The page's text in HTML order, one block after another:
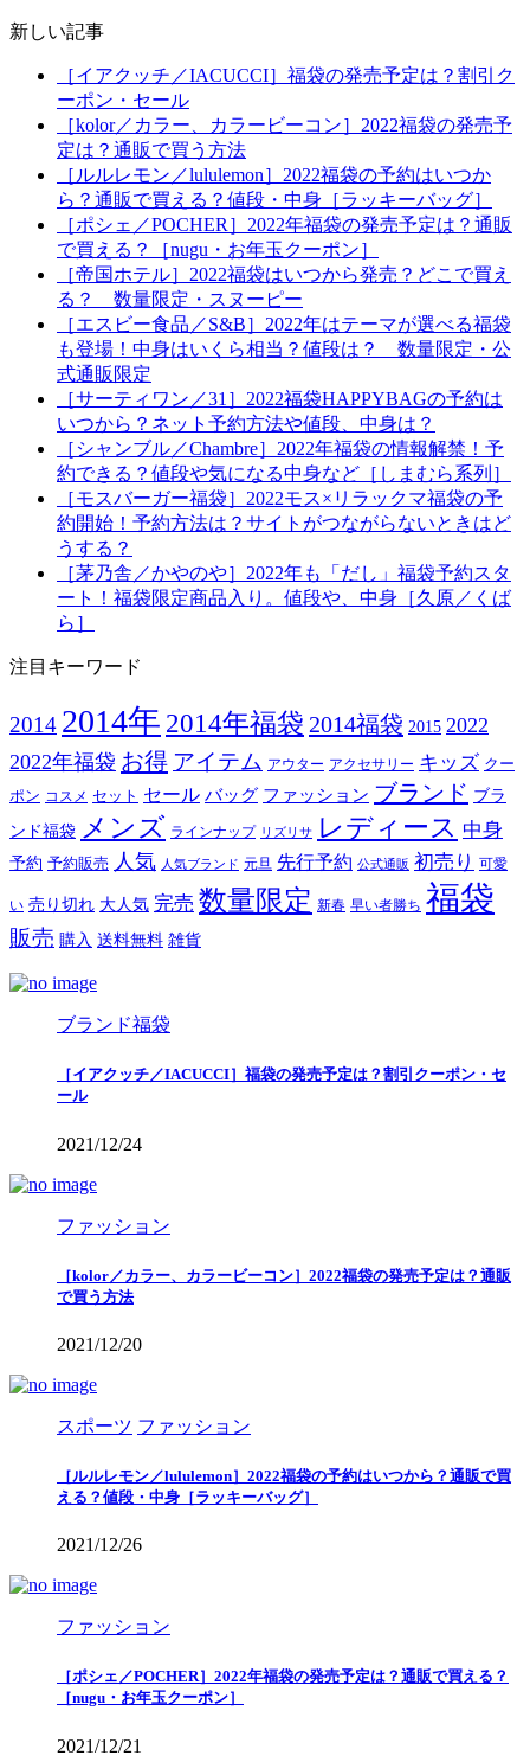
新しい記事
［イアクッチ／IACUCCI］福袋の発売予定は？割引ク
ーポン・セール
［kolor／カラー、カラービーコン］2022福袋の発売予
定は？通販で買う方法
［ルルレモン／lululemon］2022福袋の予約はいつか
ら？通販で買える？値段・中身［ラッキーバッグ］
［ポシェ／POCHER］2022年福袋の発売予定は？通販
で買える？［nugu・お年玉クーポン］
［帝国ホテル］2022福袋はいつから発売？どこで買え
る？ 数量限定・スヌーピー
［エスビー食品／S&B］2022年はテーマが選べる福袋
も登場！中身はいくら相当？値段は？ 数量限定・公
式通販限定
［サーティワン／31］2022福袋HAPPYBAGの予約は
いつから？ネット予約方法や値段、中身は？
［シャンブル／Chambre］2022年福袋の情報解禁！予
約できる？値段や気になる中身など［しまむら系列］
［モスバーガー福袋］2022モス×リラックマ福袋の予
約開始！予約方法は？サイトがつながらないときはど
うする？
［茅乃舎／かやのや］2022年も「だし」福袋予約スタ
ート！福袋限定商品入り。値段や、中身［久原／くば
ら］
注目キーワード
2014 2014年 2014年福袋 2014福袋 2015 2022
2022年福袋 お得 アイテム アウター アクセサリー キッズ クー
ポン コスメ セット セール バッグ ファッション ブランド ブラ
ンド福袋 メンズ ラインナップ リズリサ レディース 中身
予約 予約販売 人気 人気ブランド 元旦 先行予約 公式通販 初売り 可愛
い 売り切れ 大人気 完売 数量限定 新春 早い者勝ち 福袋
販売 購入 送料無料 雑貨
ブランド福袋
［イアクッチ／IACUCCI］福袋の発売予定は？割引クーポン・セ
ール
2021/12/24
ファッション
［kolor／カラー、カラービーコン］2022福袋の発売予定は？通販
で買う方法
2021/12/20
スポーツ ファッション
［ルルレモン／lululemon］2022福袋の予約はいつから？通販で買
える？値段・中身［ラッキーバッグ］
2021/12/26
ファッション
［ポシェ／POCHER］2022年福袋の発売予定は？通販で買える？
［nugu・お年玉クーポン］
2021/12/21